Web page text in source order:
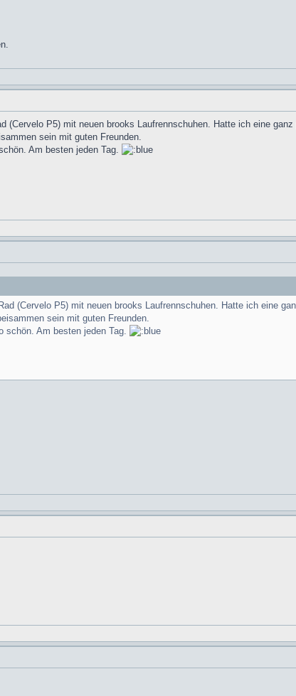
P5) mit neuen brooks Laufrennschuhen. Hatte ich eine
sein mit guten Freunden.
Am besten jeden Tag.
(Cervelo P5) mit neuen brooks Laufrennschuhen. Hatte ich eine
sein mit guten Freunden.
schön. Am besten jeden Tag.